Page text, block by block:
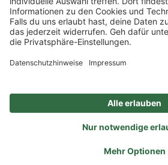
FAQ
Veranstaltungen
Sitemap